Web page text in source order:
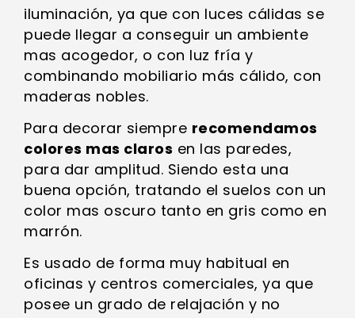
iluminación, ya que con luces cálidas se
puede llegar a conseguir un ambiente
mas acogedor, o con luz fría y
combinando mobiliario más cálido, con
maderas nobles.
Para decorar siempre recomendamos
colores mas claros en las paredes,
para dar amplitud. Siendo esta una
buena opción, tratando el suelos con un
color mas oscuro tanto en gris como en
marrón.
Es usado de forma muy habitual en
oficinas y centros comerciales, ya que
posee un grado de relajación y no